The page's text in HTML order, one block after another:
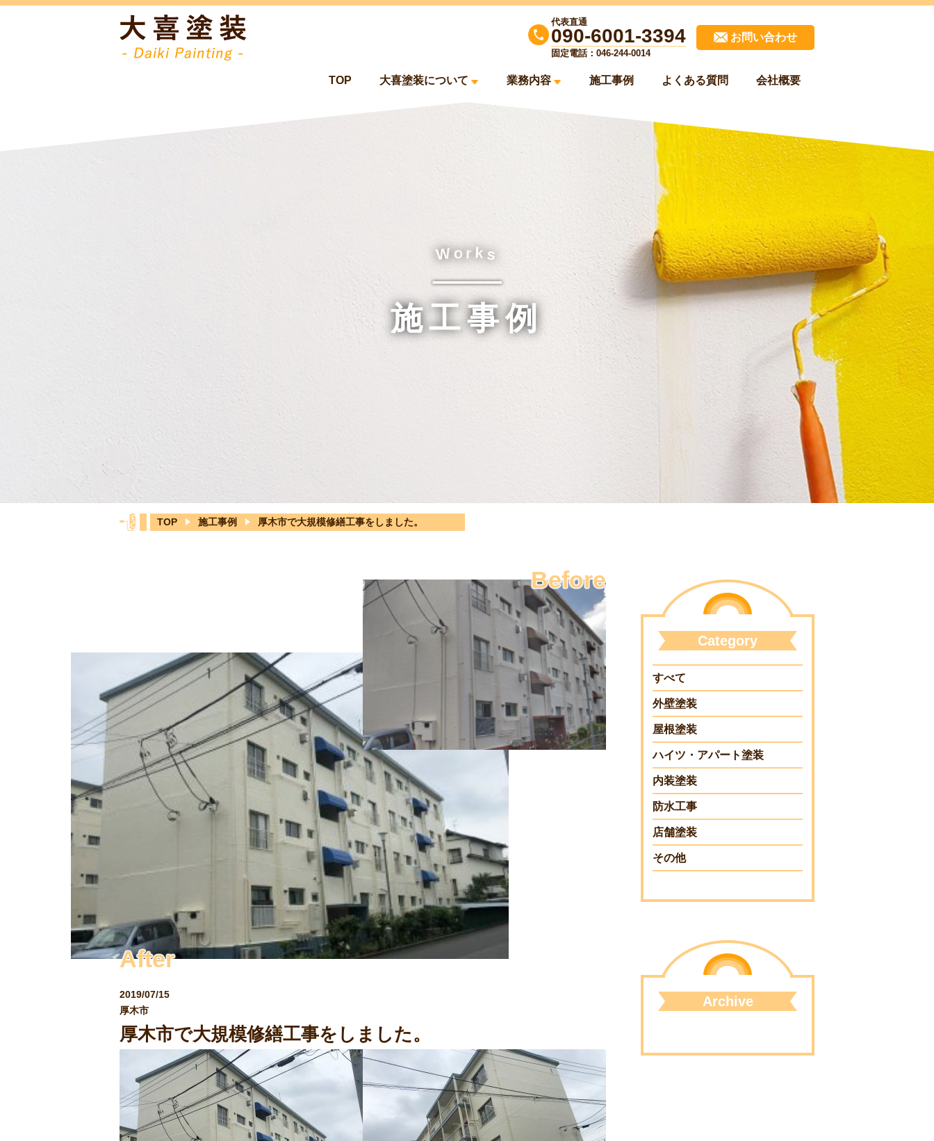
代表直通
090-6001-3394
固定電話：046-244-0014
お問い合わせ
TOP 大喜塗装について 業務内容 施工事例 よくある質問 会社概要
Wo r ks
施工事例
TOP 施工事例 厚木市で大規模修繕工事をしました。
After
Before
2019/07/15
厚木市
厚木市で大規模修繕工事をしました。
Category
すべて
外壁塗装
屋根塗装
ハイツ・アパート塗装
内装塗装
防水工事
店舗塗装
その他
Archive